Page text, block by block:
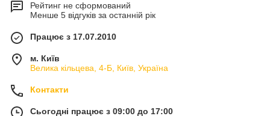
Рейтинг не сформований
Менше 5 відгуків за останній рік
Працює з 17.07.2010
м. Київ
Велика кільцева, 4-Б, Київ, Україна
Контакти
Сьогодні працює з 09:00 до 17:00